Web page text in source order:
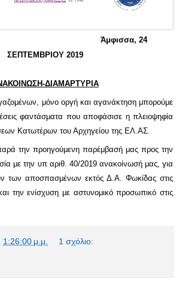
24
ΣΕΠΤΕΜΒΡΙΟΥ 2019
ΔΙΑΜΑΡΤΥΡΙΑ
μόνο οργή και αγανάκτηση μπορούμε
φαντάσματα που αποφάσισε η πλειοψηφία
Κατωτέρων του Αρχηγείου της ΕΛ.ΑΣ.
την προηγούμενη παρέμβασή μας προς την
με την υπ αριθ. 40/2019 ανακοίνωσή μας, για
των αποσπασμένων εκτός Δ.Α. Φωκίδας στις
την ενίσχυση με αστυνομικό προσωπικό στις
1:26:00 μ.μ. 1 σχόλιο: